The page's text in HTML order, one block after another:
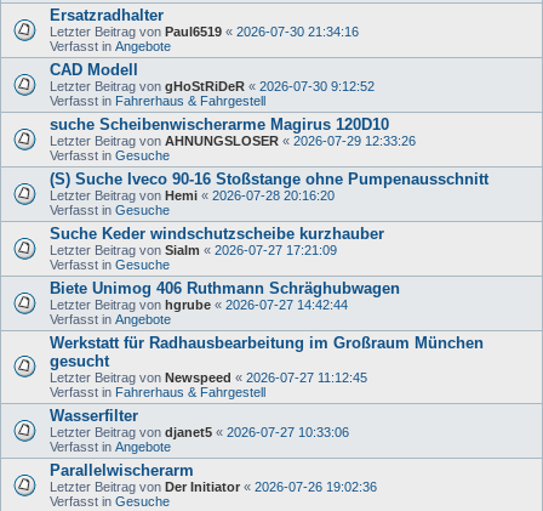
Ersatzradhalter
Letzter Beitrag von Paul6519 « 2026-07-30 21:34:16
Verfasst in Angebote
CAD Modell
Letzter Beitrag von gHoStRiDeR « 2026-07-30 9:12:52
Verfasst in Fahrerhaus & Fahrgestell
suche Scheibenwischerarme Magirus 120D10
Letzter Beitrag von AHNUNGSLOSER « 2026-07-29 12:33:26
Verfasst in Gesuche
(S) Suche Iveco 90-16 Stoßstange ohne Pumpenausschnitt
Letzter Beitrag von Hemi « 2026-07-28 20:16:20
Verfasst in Gesuche
Suche Keder windschutzscheibe kurzhauber
Letzter Beitrag von Sialm « 2026-07-27 17:21:09
Verfasst in Gesuche
Biete Unimog 406 Ruthmann Schräghubwagen
Letzter Beitrag von hgrube « 2026-07-27 14:42:44
Verfasst in Angebote
Werkstatt für Radhausbearbeitung im Großraum München
gesucht
Letzter Beitrag von Newspeed « 2026-07-27 11:12:45
Verfasst in Fahrerhaus & Fahrgestell
Wasserfilter
Letzter Beitrag von djanet5 « 2026-07-27 10:33:06
Verfasst in Angebote
Parallelwischerarm
Letzter Beitrag von Der Initiator « 2026-07-26 19:02:36
Verfasst in Gesuche